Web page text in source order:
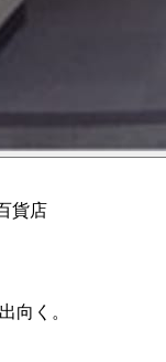
貨店
向く。